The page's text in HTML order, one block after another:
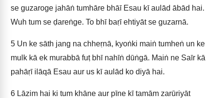
se guzaroge jahāṅ tumhāre bhāī Esau kī aulād ābād hai.
Wuh tum se ḍareṅge. To bhī baṛī ehtiyāt se guzarnā.
5 Un ke sāth jang na chheṛnā, kyoṅki maiṅ tumheṅ un ke
mulk kā ek murabbā fuṭ bhī nahīṅ dūṅgā. Maiṅ ne Saīr kā
pahāṛī ilāqā Esau aur us kī aulād ko diyā hai.
6 Lāzim hai ki tum khāne aur pīne kī tamām zarūriyāt